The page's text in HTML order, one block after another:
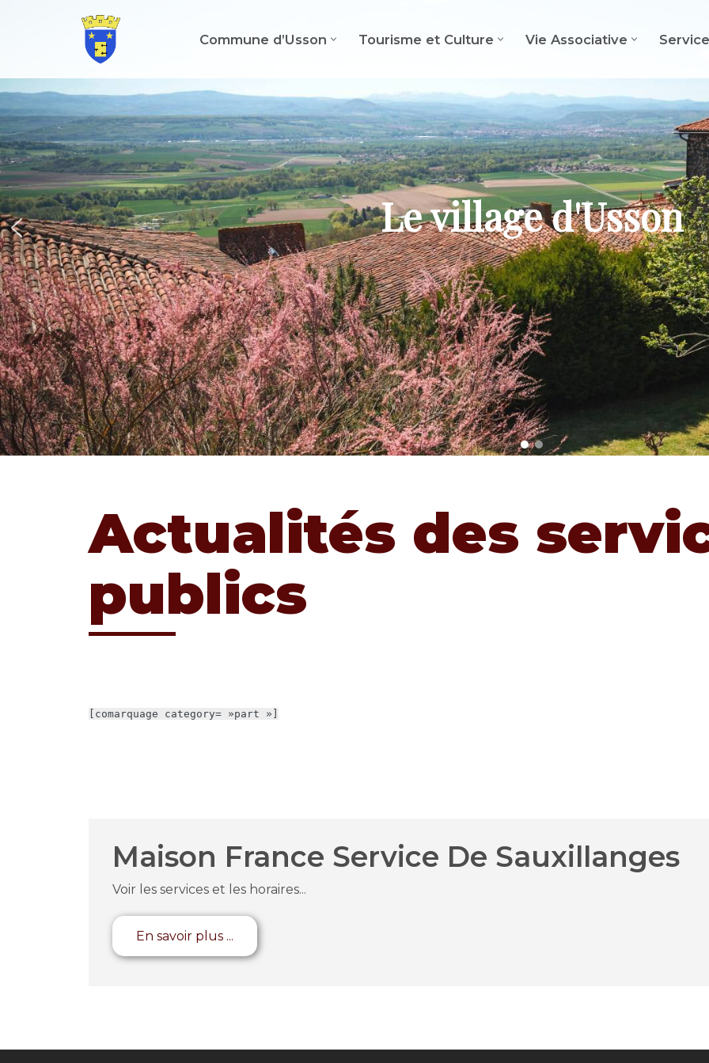
contenu
Commune d’Usson Tourisme et Culture Vie Associative
Le village d'Usson
Actualités des
publics
[comarquage category= »part »]
Maison France Service De Sauxillanges
Voir les services et les horaires...
En savoir plus ...